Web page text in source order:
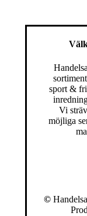
sport &
Vi
möjliga
©